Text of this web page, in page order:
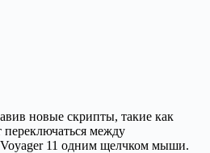
новые скрипты, такие как
переключаться между
11 одним щелчком мыши.